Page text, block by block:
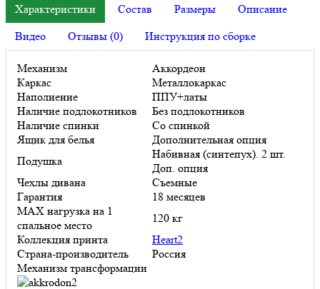
Характеристики Состав Размеры
Описание
Видео
Отзывы (0) Инструкция по сборке
Механизм
Аккордеон
Каркас
Металлокаркас
Наполнение
ППУ+латы
Наличие подлокотников
Без подлокотников
Наличие спинки
Со спинкой
Ящик для белья
Дополнительная опция
Подушка
Набивная (синтепух). 2 шт.
Доп. опция
Чехлы дивана
Съемные
Гарантия
18 месяцев
MAX нагрузка на 1
спальное место
120 кг
Коллекция принта
Heart2
Страна-производитель
Россия
Механизм трансформации